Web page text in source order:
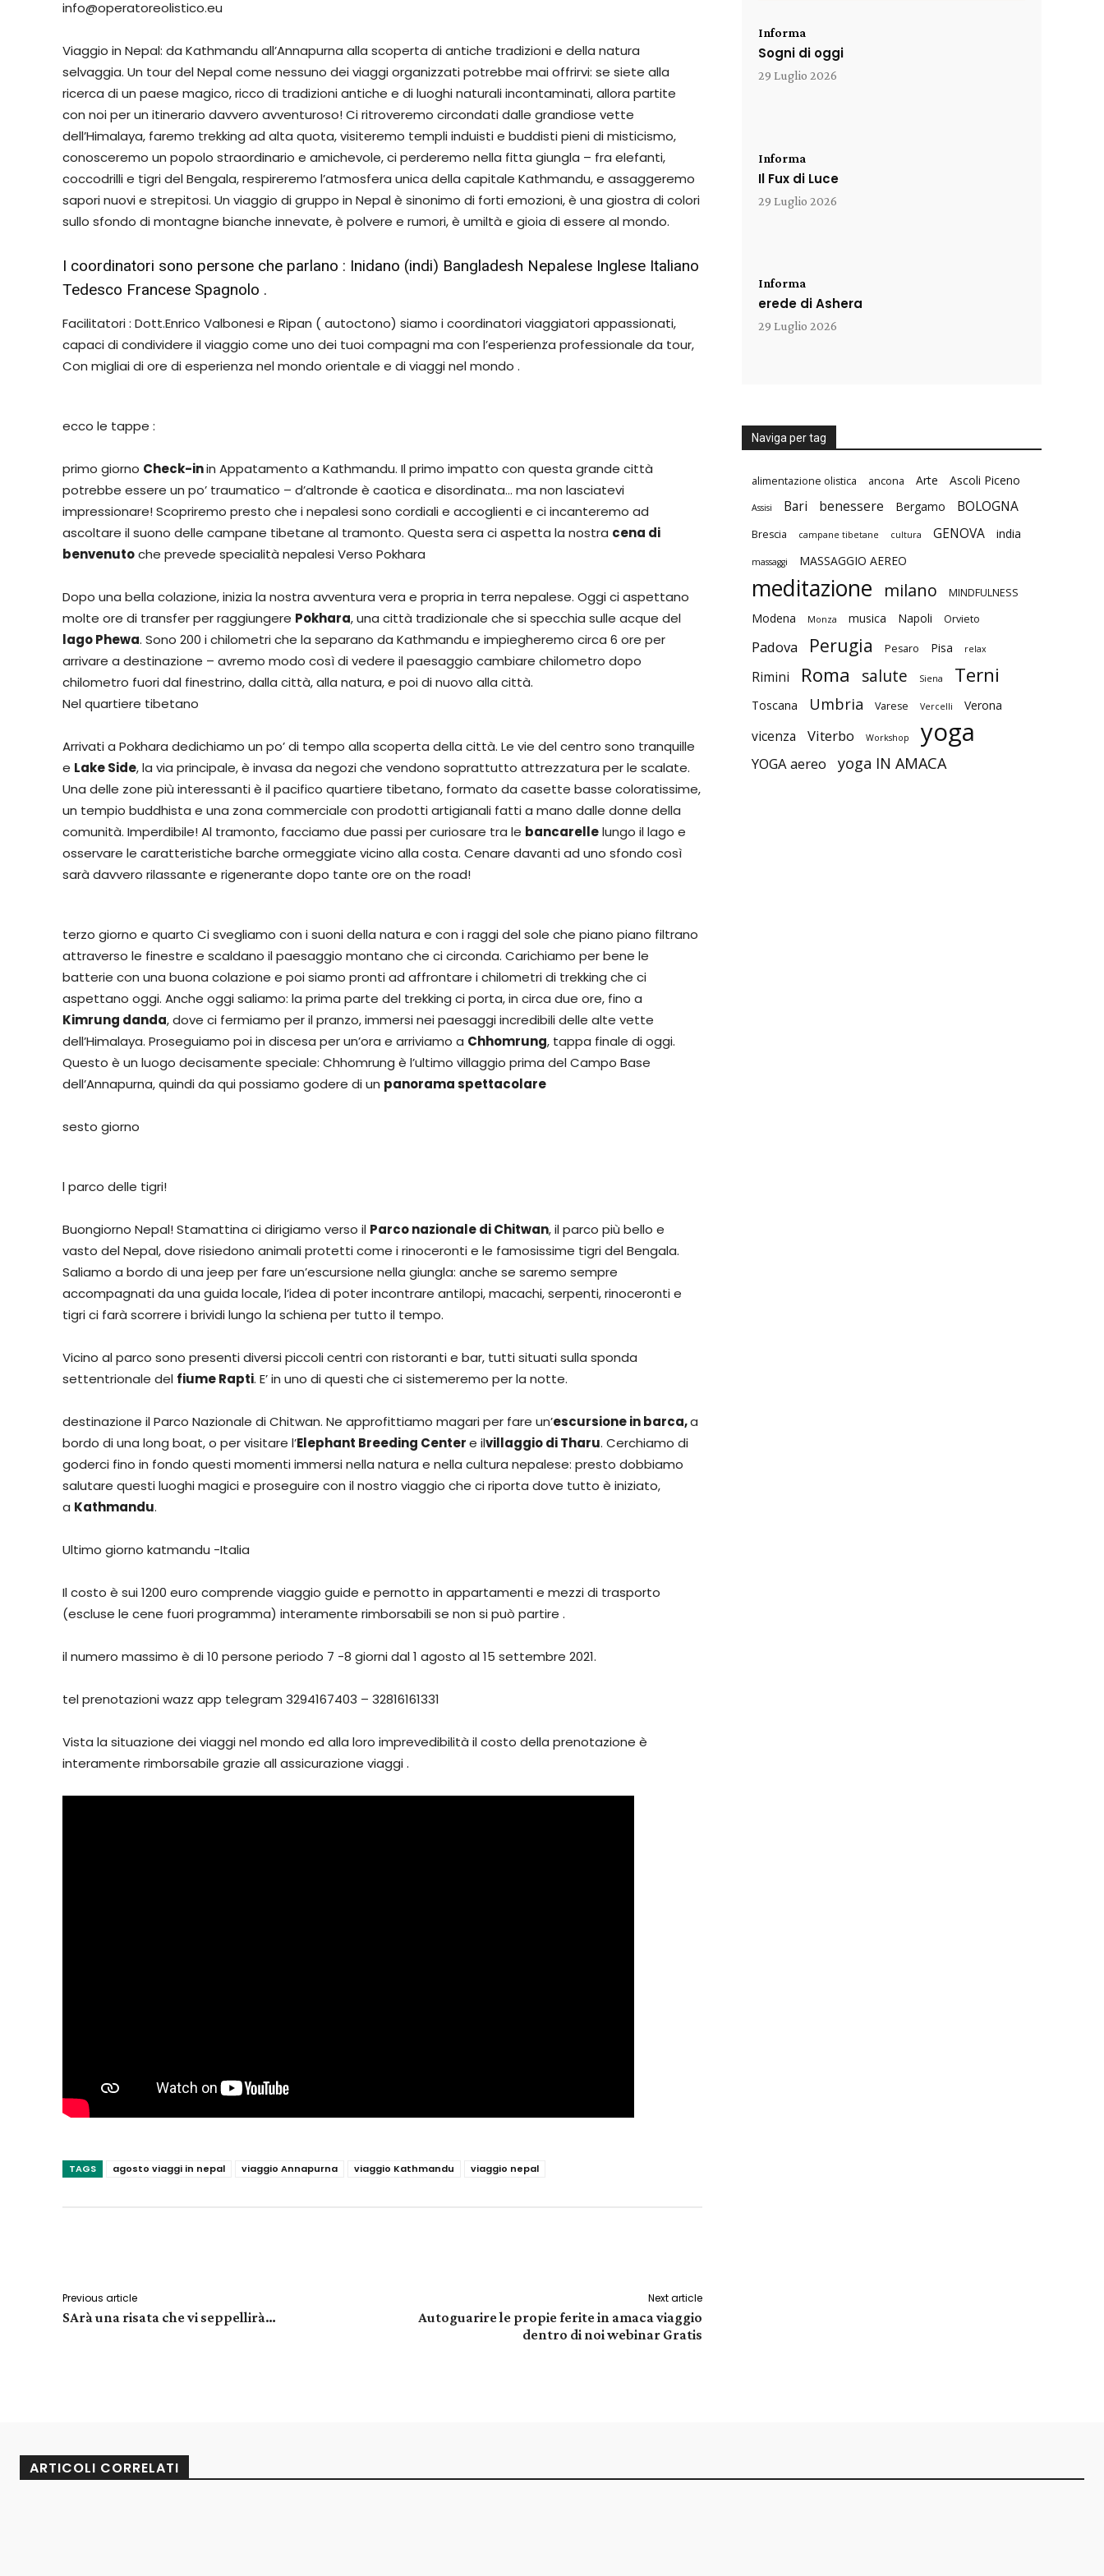
info@operatoreolistico.eu
Viaggio in Nepal: da Kathmandu all’Annapurna alla scoperta di antiche tradizioni e della natura
selvaggia. Un tour del Nepal come nessuno dei viaggi organizzati potrebbe mai offrirvi: se siete alla
ricerca di un paese magico, ricco di tradizioni antiche e di luoghi naturali incontaminati, allora partite
con noi per un itinerario davvero avventuroso! Ci ritroveremo circondati dalle grandiose vette
dell’Himalaya, faremo trekking ad alta quota, visiteremo templi induisti e buddisti pieni di misticismo,
conosceremo un popolo straordinario e amichevole, ci perderemo nella fitta giungla – fra elefanti,
coccodrilli e tigri del Bengala, respireremo l’atmosfera unica della capitale Kathmandu, e assaggeremo
sapori nuovi e strepitosi. Un viaggio di gruppo in Nepal è sinonimo di forti emozioni, è una giostra di colori
sullo sfondo di montagne bianche innevate, è polvere e rumori, è umiltà e gioia di essere al mondo.
I coordinatori sono persone che parlano : Inidano (indi) Bangladesh Nepalese Inglese Italiano
Tedesco Francese Spagnolo .
Facilitatori : Dott.Enrico Valbonesi e Ripan ( autoctono) siamo i coordinatori viaggiatori appassionati,
capaci di condividere il viaggio come uno dei tuoi compagni ma con l’esperienza professionale da tour,
Con migliai di ore di esperienza nel mondo orientale e di viaggi nel mondo .
ecco le tappe :
primo giorno Check-inin Appatamento a Kathmandu. Il primo impatto con questa grande città
potrebbe essere un po’ traumatico – d’altronde è caotica e disordinata… ma non lasciatevi
impressionare! Scopriremo presto che i nepalesi sono cordiali e accoglienti e ci incanteremo ad
ascoltare il suono delle campane tibetane al tramonto. Questa sera ci aspetta la nostra cena di
benvenutoche prevede specialità nepalesi Verso Pokhara
Dopo una bella colazione, inizia la nostra avventura vera e propria in terra nepalese. Oggi ci aspettano
molte ore di transfer per raggiungere Pokhara, una città tradizionale che si specchia sulle acque del
lago Phewa. Sono 200 i chilometri che la separano da Kathmandu e impiegheremo circa 6 ore per
arrivare a destinazione – avremo modo così di vedere il paesaggio cambiare chilometro dopo
chilometro fuori dal finestrino, dalla città, alla natura, e poi di nuovo alla città.
Nel quartiere tibetano
Arrivati a Pokhara dedichiamo un po’ di tempo alla scoperta della città. Le vie del centro sono tranquille
e Lake Side, la via principale, è invasa da negozi che vendono soprattutto attrezzatura per le scalate.
Una delle zone più interessanti è il pacifico quartiere tibetano, formato da casette basse coloratissime,
un tempio buddhista e una zona commerciale con prodotti artigianali fatti a mano dalle donne della
comunità. Imperdibile! Al tramonto, facciamo due passi per curiosare tra le bancarellelungo il lago e
osservare le caratteristiche barche ormeggiate vicino alla costa. Cenare davanti ad uno sfondo così
sarà davvero rilassante e rigenerante dopo tante ore on the road!
terzo giorno e quarto Ci svegliamo con i suoni della natura e con i raggi del sole che piano piano filtrano
attraverso le finestre e scaldano il paesaggio montano che ci circonda. Carichiamo per bene le
batterie con una buona colazione e poi siamo pronti ad affrontare i chilometri di trekking che ci
aspettano oggi. Anche oggi saliamo: la prima parte del trekking ci porta, in circa due ore, fino a
Kimrung danda, dove ci fermiamo per il pranzo, immersi nei paesaggi incredibili delle alte vette
dell’Himalaya. Proseguiamo poi in discesa per un’ora e arriviamo a Chhomrung, tappa finale di oggi.
Questo è un luogo decisamente speciale: Chhomrung è l’ultimo villaggio prima del Campo Base
dell’Annapurna, quindi da qui possiamo godere di un panorama spettacolare
sesto giorno
l parco delle tigri!
Buongiorno Nepal! Stamattina ci dirigiamo verso il Parco nazionale di Chitwan, il parco più bello e
vasto del Nepal, dove risiedono animali protetti come i rinoceronti e le famosissime tigri del Bengala.
Saliamo a bordo di una jeep per fare un’escursione nella giungla: anche se saremo sempre
accompagnati da una guida locale, l’idea di poter incontrare antilopi, macachi, serpenti, rinoceronti e
tigri ci farà scorrere i brividi lungo la schiena per tutto il tempo.
Vicino al parco sono presenti diversi piccoli centri con ristoranti e bar, tutti situati sulla sponda
settentrionale del fiume Rapti. E’ in uno di questi che ci sistemeremo per la notte.
destinazione il Parco Nazionale di Chitwan. Ne approfittiamo magari per fare un’escursione in barca,a
bordo di una long boat, o per visitare l’Elephant Breeding Centere ilvillaggio di Tharu. Cerchiamo di
goderci fino in fondo questi momenti immersi nella natura e nella cultura nepalese: presto dobbiamo
salutare questi luoghi magici e proseguire con il nostro viaggio che ci riporta dove tutto è iniziato,
a Kathmandu.
Ultimo giorno katmandu -Italia
Il costo è sui 1200 euro comprende viaggio guide e pernotto in appartamenti e mezzi di trasporto
(escluse le cene fuori programma) interamente rimborsabili se non si può partire .
il numero massimo è di 10 persone periodo 7 -8 giorni dal 1 agosto al 15 settembre 2021.
tel prenotazioni wazz app telegram 3294167403 – 32816161331
Vista la situazione dei viaggi nel mondo ed alla loro imprevedibilità il costo della prenotazione è
interamente rimborsabile grazie all assicurazione viaggi .
TAGS agosto viaggi in nepal viaggio Annapurna viaggio Kathmandu viaggio nepal
Previous article
SArà una risata che vi seppellirà…
Next article
Autoguarire le propie ferite in amaca viaggio
dentro di noi webinar Gratis
Informa
Sogni di oggi
29 Luglio 2026
Informa
Il Fux di Luce
29 Luglio 2026
Informa
erede di Ashera
29 Luglio 2026
Naviga per tag
alimentazione olistica ancona Arte Ascoli Piceno
Assisi Bari benessere Bergamo BOLOGNA
Brescia campane tibetane cultura GENOVA india
massaggi MASSAGGIO AEREO
meditazione milano MINDFULNESS
Modena Monza musica Napoli Orvieto
Padova Perugia Pesaro Pisa relax
Rimini Roma salute Siena Terni
Toscana Umbria Varese Vercelli Verona
vicenza Viterbo Workshop yoga
YOGA aereo yoga IN AMACA
ARTICOLI CORRELATI